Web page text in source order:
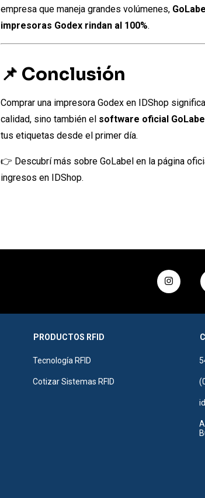
empresa que maneja grandes volúmenes,
impresoras Godex rindan al 100%.
📌 Conclusión
Comprar una impresora Godex en IDShop
calidad, sino también el software oficial
tus etiquetas desde el primer día.
👉 Descubrí más sobre GoLabel en la página
ingresos en IDShop.
PRODUCTOS RFID
Tecnología RFID
Cotizar Sistemas RFID